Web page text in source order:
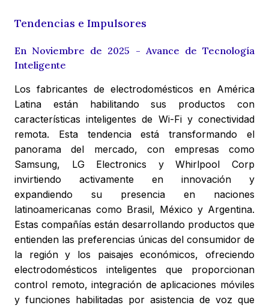
Tendencias e Impulsores
En Noviembre de 2025 - Avance de Tecnología
Inteligente
Los fabricantes de electrodomésticos en América
Latina están habilitando sus productos con
características inteligentes de Wi-Fi y conectividad
remota. Esta tendencia está transformando el
panorama del mercado, con empresas como
Samsung, LG Electronics y Whirlpool Corp
invirtiendo activamente en innovación y
expandiendo su presencia en naciones
latinoamericanas como Brasil, México y Argentina.
Estas compañías están desarrollando productos que
entienden las preferencias únicas del consumidor de
la región y los paisajes económicos, ofreciendo
electrodomésticos inteligentes que proporcionan
control remoto, integración de aplicaciones móviles
y funciones habilitadas por asistencia de voz que